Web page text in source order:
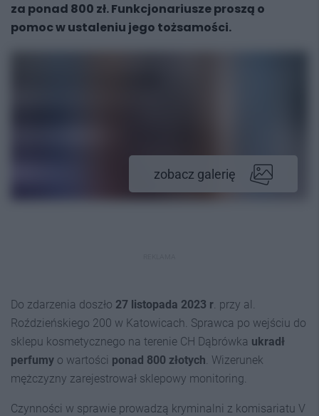
za ponad 800 zł. Funkcjonariusze proszą o
pomoc w ustaleniu jego tożsamości.
zobacz galerię
Do zdarzenia doszło 27 listopada 2023 r. przy al.
Roździeńskiego 200 w Katowicach. Sprawca po wejściu do
sklepu kosmetycznego na terenie CH Dąbrówka ukradł
perfumy o wartości ponad 800 złotych. Wizerunek
mężczyzny zarejestrował sklepowy monitoring.
Czynności w sprawie prowadzą kryminalni z komisariatu V